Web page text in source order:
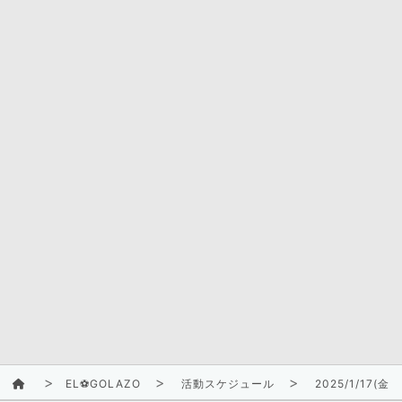
EL⚽GOLAZO 活動スケジュール 2025/1/17(金)